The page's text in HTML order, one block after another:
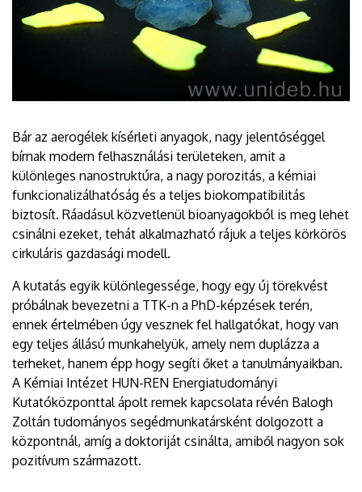
Bár az aerogélek kísérleti anyagok, nagy jelentőséggel
bírnak modern felhasználási területeken, amit a
különleges nanostruktúra, a nagy porozitás, a kémiai
funkcionalizálhatóság és a teljes biokompatibilitás
biztosít. Ráadásul közvetlenül bioanyagokból is meg lehet
csinálni ezeket, tehát alkalmazható rájuk a teljes körkörös
cirkuláris gazdasági modell.
A kutatás egyik különlegessége, hogy egy új törekvést
próbálnak bevezetni a TTK-n a PhD-képzések terén,
ennek értelmében úgy vesznek fel hallgatókat, hogy van
egy teljes állású munkahelyük, amely nem duplázza a
terheket, hanem épp hogy segíti őket a tanulmányaikban.
A Kémiai Intézet HUN-REN Energiatudományi
Kutatóközponttal ápolt remek kapcsolata révén Balogh
Zoltán tudományos segédmunkatársként dolgozott a
központnál, amíg a doktoriját csinálta, amiből nagyon sok
pozitívum származott.